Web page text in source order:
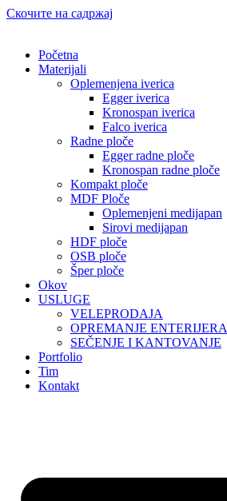
Скочите на садржај
Početna
Materijali
Oplemenjena iverica
Egger iverica
Kronospan iverica
Falco iverica
Radne ploče
Egger radne ploče
Kronospan radne ploče
Kompakt ploče
MDF Ploče
Oplemenjeni medijapan
Sirovi medijapan
HDF ploče
OSB ploče
Šper ploče
Okov
USLUGE
VELEPRODAJA
OPREMANJE ENTERIJERA
SEČENJE I KANTOVANJE
Portfolio
Tim
Kontakt